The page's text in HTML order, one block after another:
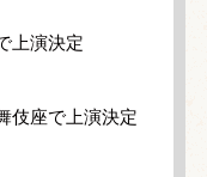
上演決定
伎座で上演決定